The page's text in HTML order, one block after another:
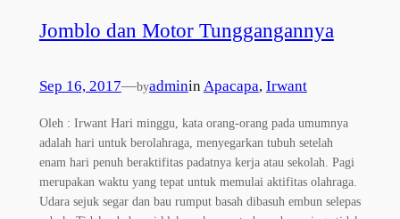
Jomblo dan Motor Tunggangannya
Sep 16, 2017—byadmininApacapa, Irwant
Oleh : Irwant Hari minggu, kata orang-orang pada umumnya
adalah hari untuk berolahraga, menyegarkan tubuh setelah
enam hari penuh beraktifitas padatnya kerja atau sekolah. Pagi
merupakan waktu yang tepat untuk memulai aktifitas olahraga.
Udara sejuk segar dan bau rumput basah dibasuh embun selepas